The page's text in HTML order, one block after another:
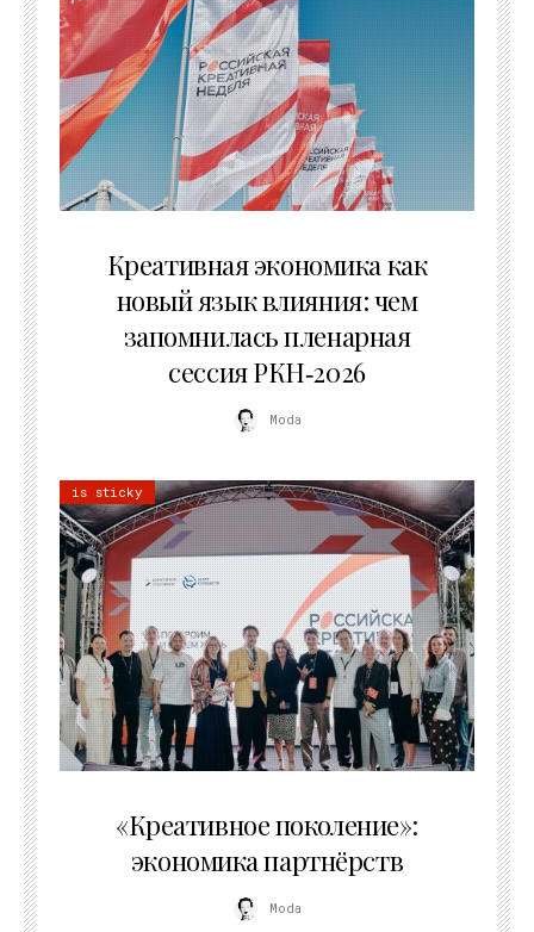
Креативная экономика как
новый язык влияния: чем
запомнилась пленарная
сессия РКН‑2026
Moda
is sticky
«Креативное поколение»:
экономика партнёрств
Moda